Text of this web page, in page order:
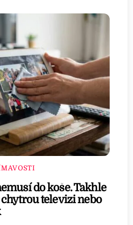
do koše. Takhle
chytrou televizi nebo